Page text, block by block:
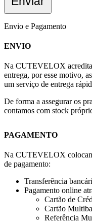
Envio e Pagamento
ENVIO
Na CUTEVELOX
entrega, por esse motivo,
um serviço de entrega
De forma a assegurar os
contamos com stock
PAGAMENTO
Na CUTEVELOX
de pagamento:
Transferência
Pagamento online
Cartão de
Cartão
Referência